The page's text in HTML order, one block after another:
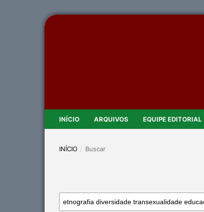
INÍCIO ARQUIVOS EQUIPE EDITORIAL
INÍCIO / Buscar